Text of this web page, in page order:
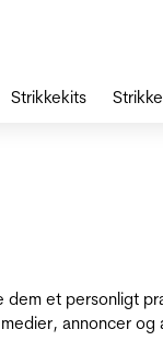
et personligt
annoncer og
Strikkekits